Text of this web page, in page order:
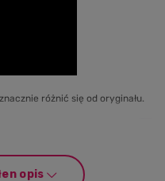
różnić się od oryginału.
opis